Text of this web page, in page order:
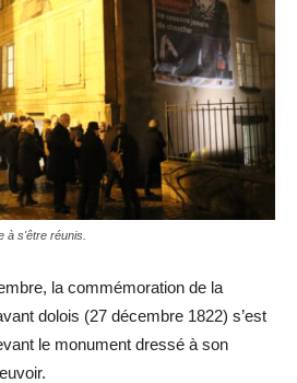
à s'être réunis.
la commémoration de la
dolois (27 décembre 1822) s’est
le monument dressé à son